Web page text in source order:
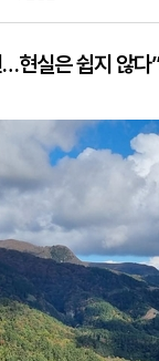
…현실은 쉽지 않다”